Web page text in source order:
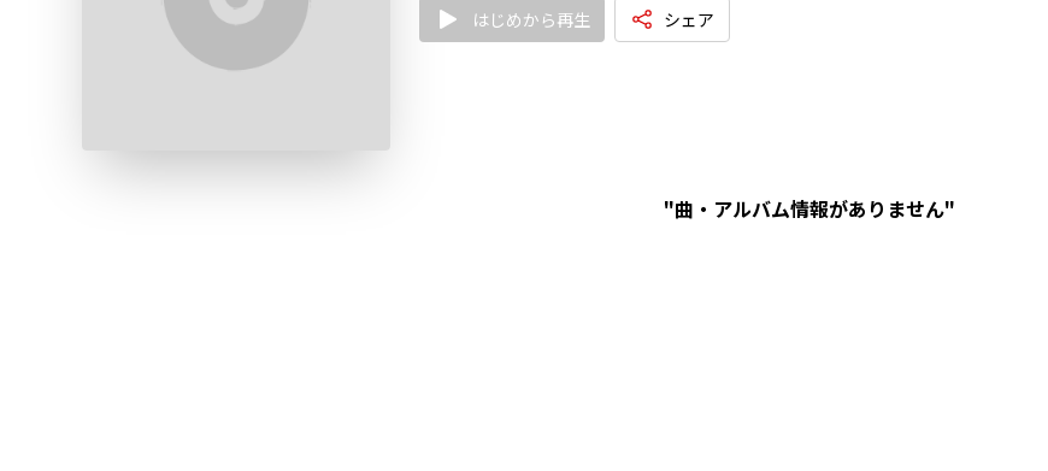
はじめから再生 シェア
"曲・アルバム情報がありません"